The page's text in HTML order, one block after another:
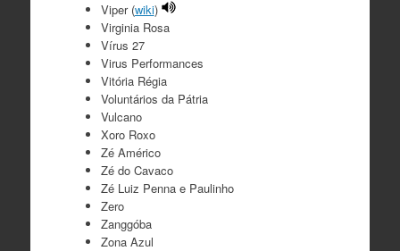
Viper (wiki)
Virginia Rosa
Vírus 27
Virus Performances
Vitória Régia
Voluntários da Pátria
Vulcano
Xoro Roxo
Zé Américo
Zé do Cavaco
Zé Luiz Penna e Paulinho
Zero
Zanggóba
Zona Azul